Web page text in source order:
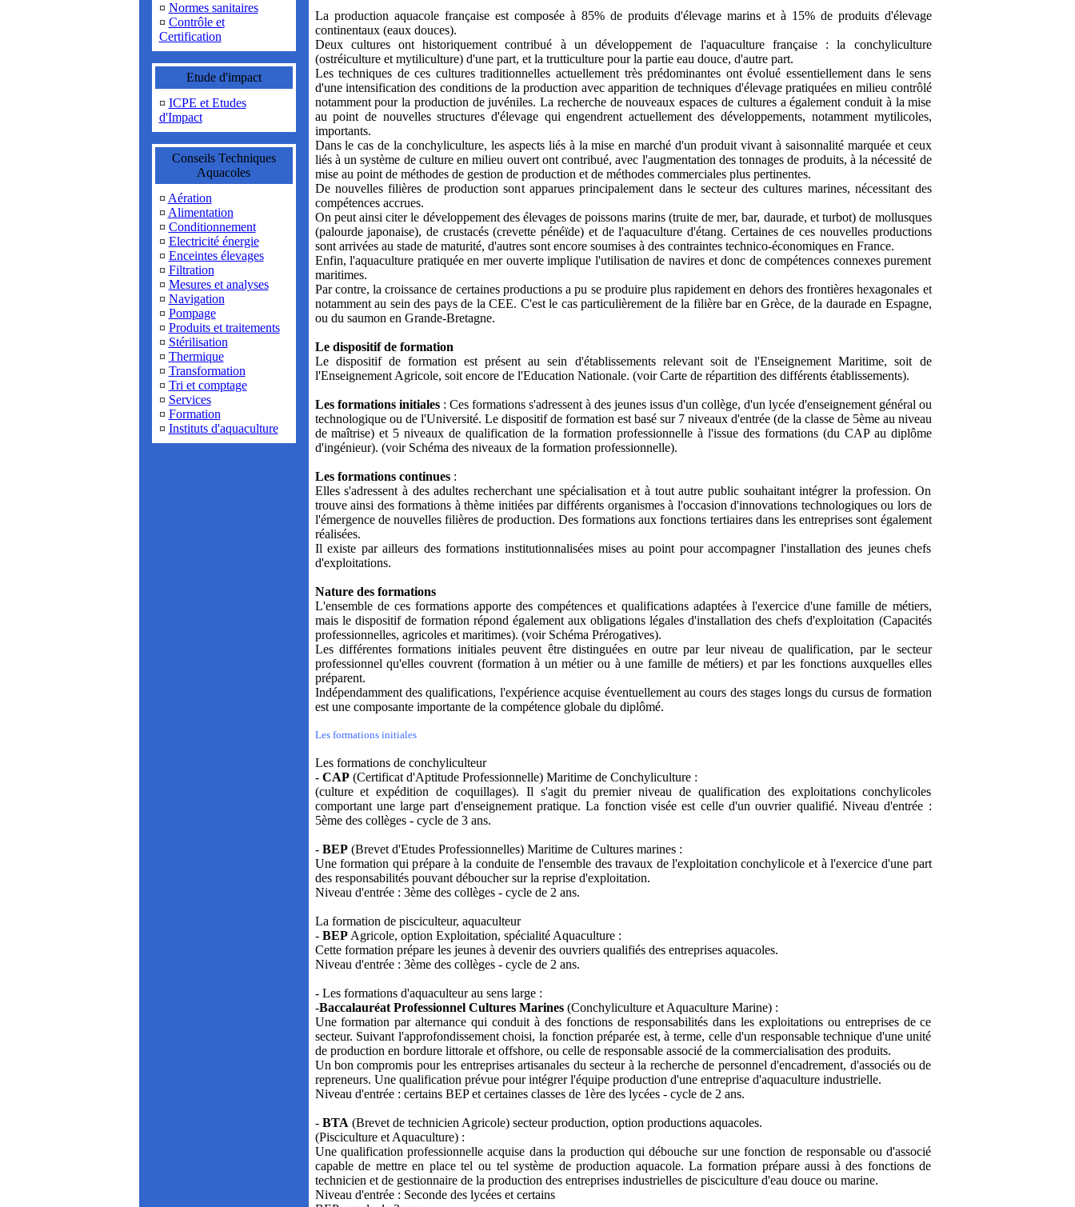
¤ Normes sanitaires
¤ Contrôle et
Certification
Etude d'impact
¤ ICPE et Etudes
d'Impact
Conseils Techniques
Aquacoles
¤ Aération
¤ Alimentation
¤ Conditionnement
¤ Electricité énergie
¤ Enceintes élevages
¤ Filtration
¤ Mesures et analyses
¤ Navigation
¤ Pompage
¤ Produits et traitements
¤ Stérilisation
¤ Thermique
¤ Transformation
¤ Tri et comptage
¤ Services
¤ Formation
¤ Instituts d'aquaculture
La production aquacole française est composée à 85% de produits d'élevage marins et à 15% de produits d'élevage
continentaux (eaux douces).
Deux cultures ont historiquement contribué à un développement de l'aquaculture française : la conchyliculture
(ostréiculture et mytiliculture) d'une part, et la trutticulture pour la partie eau douce, d'autre part.
Les techniques de ces cultures traditionnelles actuellement très prédominantes ont évolué essentiellement dans le sens
d'une intensification des conditions de la production avec apparition de techniques d'élevage pratiquées en milieu contrôlé
notamment pour la production de juvéniles. La recherche de nouveaux espaces de cultures a également conduit à la mise
au point de nouvelles structures d'élevage qui engendrent actuellement des développements, notamment mytilicoles,
importants.
Dans le cas de la conchyliculture, les aspects liés à la mise en marché d'un produit vivant à saisonnalité marquée et ceux
liés à un système de culture en milieu ouvert ont contribué, avec l'augmentation des tonnages de produits, à la nécessité de
mise au point de méthodes de gestion de production et de méthodes commerciales plus pertinentes.
De nouvelles filières de production sont apparues principalement dans le secteur des cultures marines, nécessitant des
compétences accrues.
On peut ainsi citer le développement des élevages de poissons marins (truite de mer, bar, daurade, et turbot) de mollusques
(palourde japonaise), de crustacés (crevette pénéïde) et de l'aquaculture d'étang. Certaines de ces nouvelles productions
sont arrivées au stade de maturité, d'autres sont encore soumises à des contraintes technico-économiques en France.
Enfin, l'aquaculture pratiquée en mer ouverte implique l'utilisation de navires et donc de compétences connexes purement
maritimes.
Par contre, la croissance de certaines productions a pu se produire plus rapidement en dehors des frontières hexagonales et
notamment au sein des pays de la CEE. C'est le cas particulièrement de la filière bar en Grèce, de la daurade en Espagne,
ou du saumon en Grande-Bretagne.
Le dispositif de formation
Le dispositif de formation est présent au sein d'établissements relevant soit de l'Enseignement Maritime, soit de
l'Enseignement Agricole, soit encore de l'Education Nationale. (voir Carte de répartition des différents établissements).
Les formations initiales : Ces formations s'adressent à des jeunes issus d'un collège, d'un lycée d'enseignement général ou
technologique ou de l'Université. Le dispositif de formation est basé sur 7 niveaux d'entrée (de la classe de 5ème au niveau
de maîtrise) et 5 niveaux de qualification de la formation professionnelle à l'issue des formations (du CAP au diplôme
d'ingénieur). (voir Schéma des niveaux de la formation professionnelle).
Les formations continues :
Elles s'adressent à des adultes recherchant une spécialisation et à tout autre public souhaitant intégrer la profession. On
trouve ainsi des formations à thème initiées par différents organismes à l'occasion d'innovations technologiques ou lors de
l'émergence de nouvelles filières de production. Des formations aux fonctions tertiaires dans les entreprises sont également
réalisées.
Il existe par ailleurs des formations institutionnalisées mises au point pour accompagner l'installation des jeunes chefs
d'exploitations.
Nature des formations
L'ensemble de ces formations apporte des compétences et qualifications adaptées à l'exercice d'une famille de métiers,
mais le dispositif de formation répond également aux obligations légales d'installation des chefs d'exploitation (Capacités
professionnelles, agricoles et maritimes). (voir Schéma Prérogatives).
Les différentes formations initiales peuvent être distinguées en outre par leur niveau de qualification, par le secteur
professionnel qu'elles couvrent (formation à un métier ou à une famille de métiers) et par les fonctions auxquelles elles
préparent.
Indépendamment des qualifications, l'expérience acquise éventuellement au cours des stages longs du cursus de formation
est une composante importante de la compétence globale du diplômé.
Les formations initiales
Les formations de conchyliculteur
- CAP(Certificat d'Aptitude Professionnelle) Maritime de Conchyliculture :
(culture et expédition de coquillages). Il s'agit du premier niveau de qualification des exploitations conchylicoles
comportant une large part d'enseignement pratique. La fonction visée est celle d'un ouvrier qualifié. Niveau d'entrée :
5ème des collèges - cycle de 3 ans.
- BEP(Brevet d'Etudes Professionnelles) Maritime de Cultures marines :
Une formation qui prépare à la conduite de l'ensemble des travaux de l'exploitation conchylicole et à l'exercice d'une part
des responsabilités pouvant déboucher sur la reprise d'exploitation.
Niveau d'entrée : 3ème des collèges - cycle de 2 ans.
La formation de pisciculteur, aquaculteur
- BEPAgricole, option Exploitation, spécialité Aquaculture :
Cette formation prépare les jeunes à devenir des ouvriers qualifiés des entreprises aquacoles.
Niveau d'entrée : 3ème des collèges - cycle de 2 ans.
- Les formations d'aquaculteur au sens large :
-Baccalauréat Professionnel Cultures Marines (Conchyliculture et Aquaculture Marine) :
Une formation par alternance qui conduit à des fonctions de responsabilités dans les exploitations ou entreprises de ce
secteur. Suivant l'approfondissement choisi, la fonction préparée est, à terme, celle d'un responsable technique d'une unité
de production en bordure littorale et offshore, ou celle de responsable associé de la commercialisation des produits.
Un bon compromis pour les entreprises artisanales du secteur à la recherche de personnel d'encadrement, d'associés ou de
repreneurs. Une qualification prévue pour intégrer l'équipe production d'une entreprise d'aquaculture industrielle.
Niveau d'entrée : certains BEP et certaines classes de 1ère des lycées - cycle de 2 ans.
- BTA (Brevet de technicien Agricole) secteur production, option productions aquacoles.
(Pisciculture et Aquaculture) :
Une qualification professionnelle acquise dans la production qui débouche sur une fonction de responsable ou d'associé
capable de mettre en place tel ou tel système de production aquacole. La formation prépare aussi à des fonctions de
technicien et de gestionnaire de la production des entreprises industrielles de pisciculture d'eau douce ou marine.
Niveau d'entrée : Seconde des lycées et certains